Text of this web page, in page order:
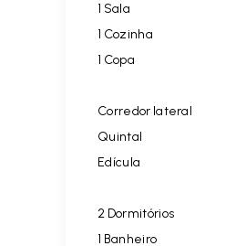
1 Sala
1 Cozinha
1 Copa
Corredor lateral
Quintal
Edícula
2 Dormitórios
1 Banheiro